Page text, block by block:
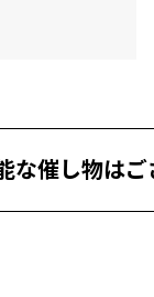
催し物はご